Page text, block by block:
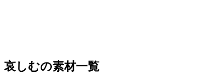
哀しむの素材一覧